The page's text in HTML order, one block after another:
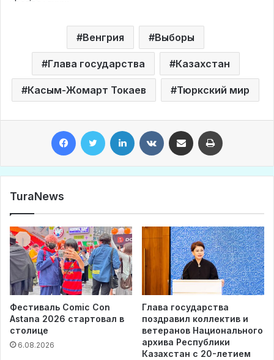
Венгрия Выборы
Глава государства Казахстан
Касым-Жомарт Токаев Тюркский мир
TuraNews
Фестиваль Comic Con
Astana 2026 стартовал в
столице
6.08.2026
Глава государства
поздравил коллектив и
ветеранов Национального
архива Республики
Казахстан с 20-летием